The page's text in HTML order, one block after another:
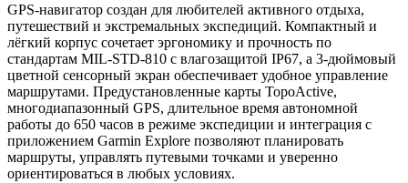
GPS-навигатор создан для любителей активного отдыха,
путешествий и экстремальных экспедиций. Компактный и
лёгкий корпус сочетает эргономику и прочность по
стандартам MIL-STD-810 с влагозащитой IP67, а 3-дюймовый
цветной сенсорный экран обеспечивает удобное управление
маршрутами. Предустановленные карты TopoActive,
многодиапазонный GPS, длительное время автономной
работы до 650 часов в режиме экспедиции и интеграция с
приложением Garmin Explore позволяют планировать
маршруты, управлять путевыми точками и уверенно
ориентироваться в любых условиях.